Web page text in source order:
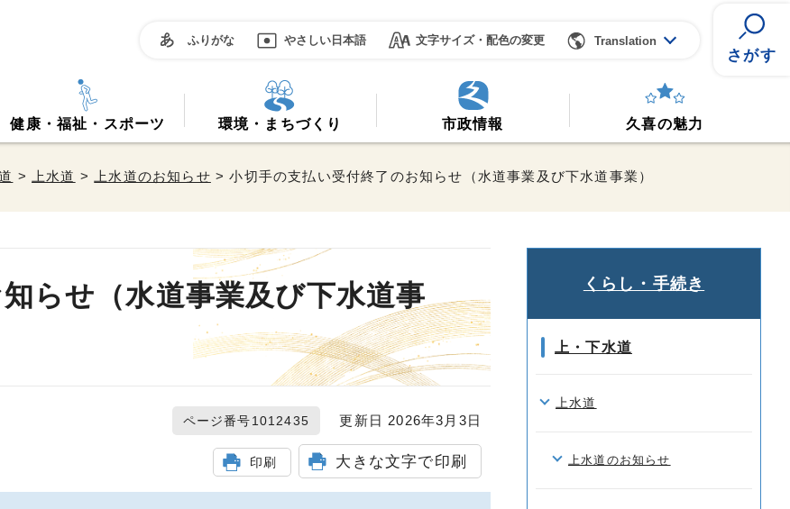
ふりがな やさしい日本語 文字サイズ・配色の変更 Translation
さがす
健康・福祉・スポーツ 環境・まちづくり 市政情報 久喜の魅力
> 上水道 > 上水道のお知らせ > 小切手の支払い受付終了のお知らせ（水道事業及び下水道事業）
らせ（水道事業及び下水道事
ページ番号1012435 更新日 2026年3月3日
印刷 大きな文字で印刷
くらし・手続き
上・下水道
上水道
上水道のお知らせ